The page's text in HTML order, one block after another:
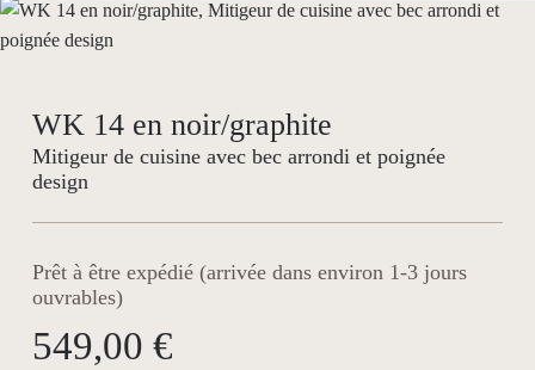
WK 14 en noir/graphite
Mitigeur de cuisine avec bec arrondi et poignée
design
Prêt à être expédié (arrivée dans environ 1-3 jours
ouvrables)
549,00 €